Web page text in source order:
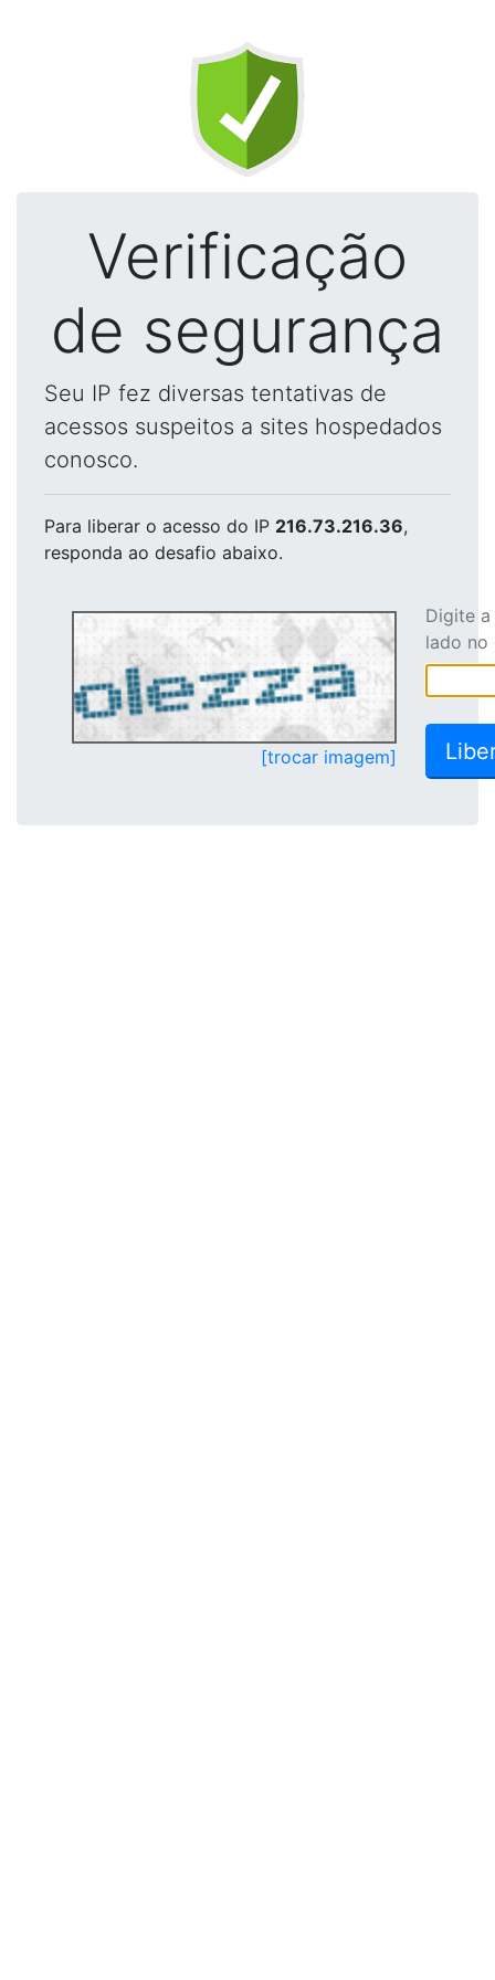
Verificação
de segurança
Seu IP fez diversas tentativas de
acessos suspeitos a sites hospedados
conosco.
Para liberar o acesso do IP 216.73.216.36,
responda ao desafio abaixo.
[trocar imagem]
Digite
lado no